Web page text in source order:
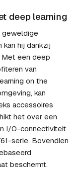
deep learning
geweldige
hij dankzij
Met een deep
van
on the
kan
accessoires
het over een
I/O-connectiviteit
serie. Bovendien
beschermt.